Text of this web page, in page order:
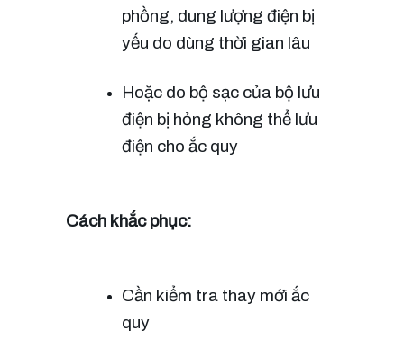
phồng, dung lượng điện bị
yếu do dùng thời gian lâu
Hoặc do bộ sạc của bộ lưu
điện bị hỏng không thể lưu
điện cho ắc quy
Cách khắc phục:
Cần kiểm tra thay mới ắc
quy